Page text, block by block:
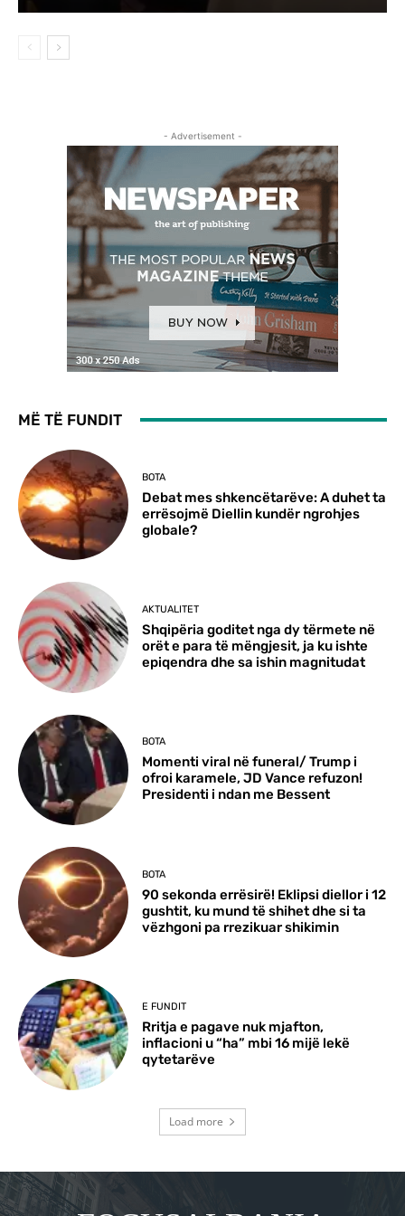
- Advertisement -
MË TË FUNDIT
BOTA
Debat mes shkencëtarëve: A duhet ta
errësojmë Diellin kundër ngrohjes
globale?
AKTUALITET
Shqipëria goditet nga dy tërmete në
orët e para të mëngjesit, ja ku ishte
epiqendra dhe sa ishin magnitudat
BOTA
Momenti viral në funeral/ Trump i
ofroi karamele, JD Vance refuzon!
Presidenti i ndan me Bessent
BOTA
90 sekonda errësirë! Eklipsi diellor i 12
gushtit, ku mund të shihet dhe si ta
vëzhgoni pa rrezikuar shikimin
E FUNDIT
Rritja e pagave nuk mjafton,
inflacioni u “ha” mbi 16 mijë lekë
qytetarëve
Load more